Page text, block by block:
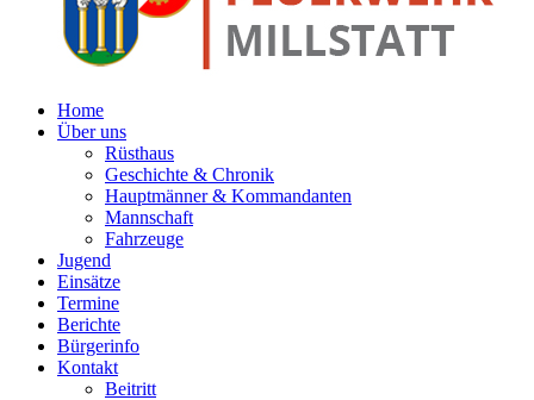
Home
Über uns
Rüsthaus
Geschichte & Chronik
Hauptmänner & Kommandanten
Mannschaft
Fahrzeuge
Jugend
Einsätze
Termine
Berichte
Bürgerinfo
Kontakt
Beitritt